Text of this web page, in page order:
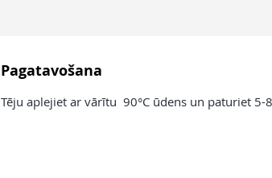
Pagatavošana
Tēju aplejiet ar vārītu 90°C ūdens un paturiet 5-